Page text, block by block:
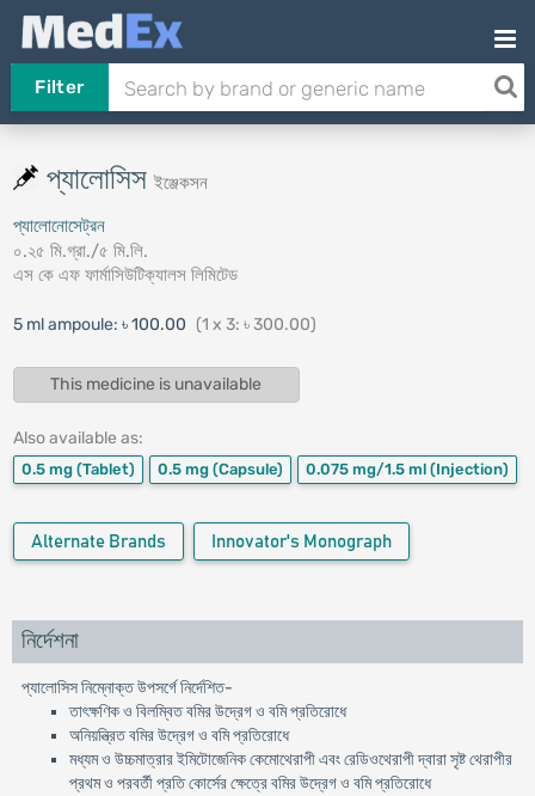
Filter
প্যালোসিস ইঞ্জেকসন
প্যালোনোসেট্রন
০.২৫ মি.গ্রা./৫ মি.লি.
এস কে এফ ফার্মাসিউটিক্যালস লিমিটেড
5 ml ampoule: ৳ 100.00 (1 x 3: ৳ 300.00)
This medicine is unavailable
Also available as:
0.5 mg (Tablet) 0.5 mg (Capsule) 0.075 mg/1.5 ml (Injection)
Alternate Brands Innovator's Monograph
নির্দেশনা
প্যালোসিস নিম্নোক্ত উপসর্গে নির্দেশিত-
তাৎক্ষণিক ও বিলম্বিত বমির উদ্রেগ ও বমি প্রতিরোধে
অনিয়ন্ত্রিত বমির উদ্রেগ ও বমি প্রতিরোধে
মধ্যম ও উচ্চমাত্রার ইমিটোজেনিক কেমোথেরাপী এবং রেডিওথেরাপী দ্বারা সৃষ্ট থেরাপীর
প্রথম ও পরবর্তী প্রতি কোর্সের ক্ষেত্রে বমির উদ্রেগ ও বমি প্রতিরোধে